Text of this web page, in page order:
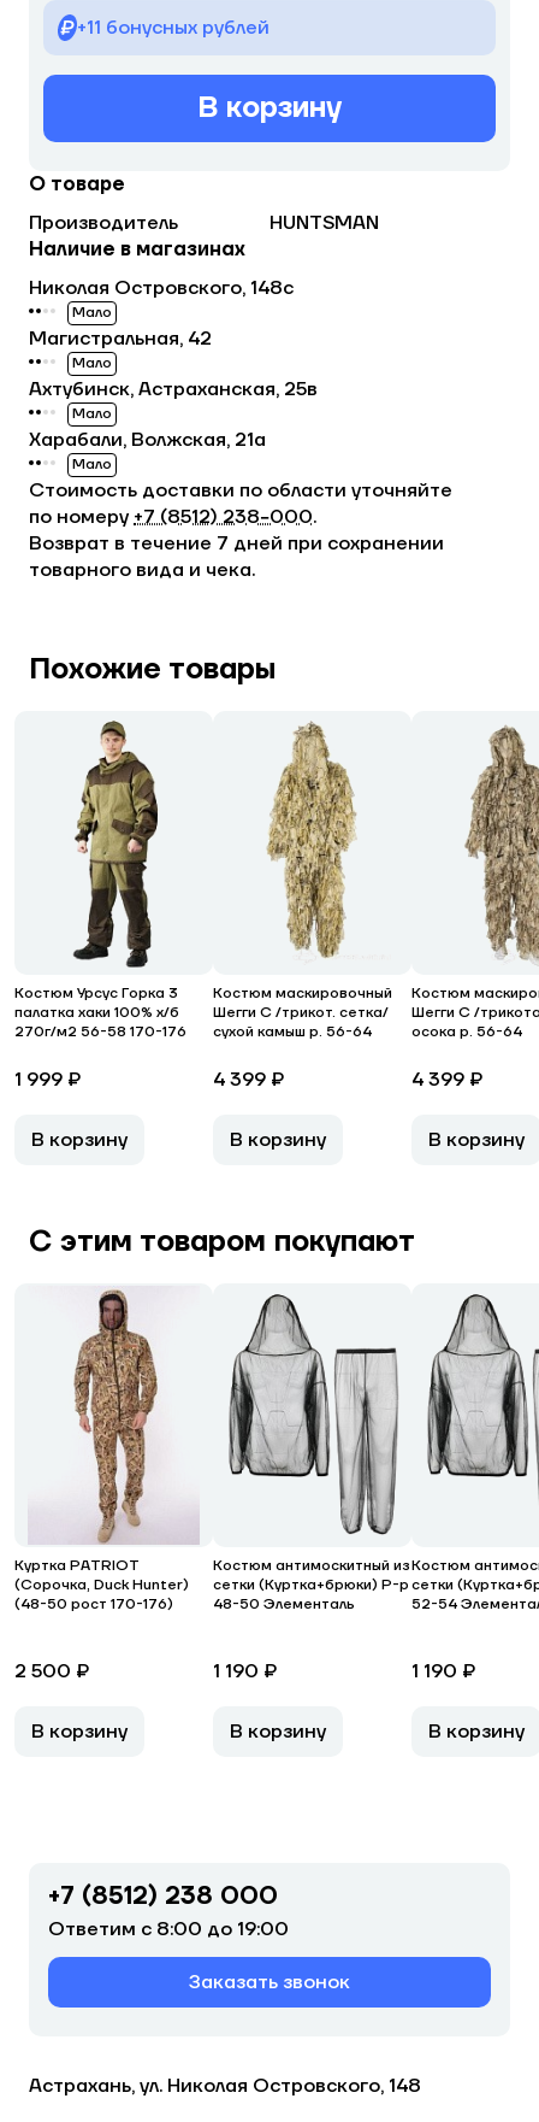
+11 бонусных рублей
В корзину
О товаре
Производитель
HUNTSMAN
Стоимость доставки по области уточняйте
по номеру +7 (8512) 238−000.
Возврат в течение 7 дней при сохранении
товарного вида и чека.
Наличие в магазинах
Николая Островского, 148с
Мало
Магистральная, 42
Мало
Ахтубинск, Астраханская, 25в
Мало
Харабали, Волжская, 21а
Мало
Похожие товары
Костюм Урсус Горка 3
палатка хаки 100% х/б
270г/м2 56-58 170-176
1 999 ₽
В корзину
Костюм маскировочный
Шегги С /трикот. сетка/
сухой камыш р. 56-64
4 399 ₽
В корзину
Костюм
Шегги С /
осока р. 56-64
4 399 ₽
В корзину
С этим товаром покупают
Куртка PATRIOT
(Сорочка, Duck Hunter)
(48-50 рост 170-176)
2 500 ₽
В корзину
Костюм антимоскитный из
сетки (Куртка+брюки) Р-р
48-50 Элементаль
1 190 ₽
В корзину
Костюм
сетки
52-54
1 190 ₽
В корзину
+7 (8512) 238 000
Ответим с 8:00 до 19:00
Заказать звонок
Астрахань, ул. Николая Островского, 148